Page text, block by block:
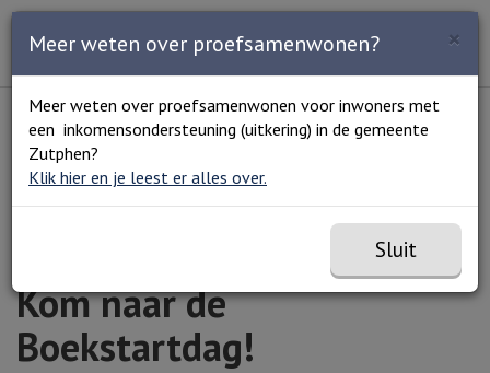
Open en sluit het
Menu
Lees voor
Uitleg woorden
Simpele tekst
Home Kom naar de Boekstartdag!
Kom naar de
Boekstartdag!
×
Meer weten over proefsamenwonen?
Meer weten over proefsamenwonen voor inwoners met
een inkomensondersteuning (uitkering) in de gemeente
Zutphen?
Klik hier en je leest er alles over.
Sluit